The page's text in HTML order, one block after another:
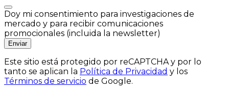
Doy mi consentimiento para investigaciones de
mercado y para recibir comunicaciones
promocionales (incluida la newsletter)
Enviar
Este sitio está protegido por reCAPTCHA y por lo
tanto se aplican la Política de Privacidad y los
Términos de servicio de Google.